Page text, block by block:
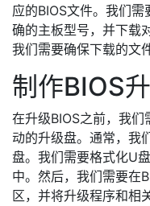
应的BIOS文件。我们
确的主板型号，并下载
我们需要确保下载的文
制作BIOS
在升级BIOS之前，我
动的升级盘。通常，我
盘。我们需要格式化U
中。然后，我们需要在
区，并将升级程序和相